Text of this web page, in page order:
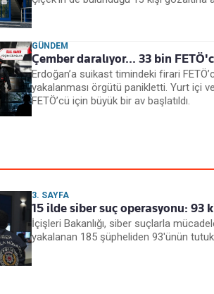
GÜNDEM
Çember daralıyor... 33 bin
Erdoğan’a suikast timindeki firari
yakalanması örgütü panikletti. Yurt içi
FETÖ’cü için büyük bir av başlatıldı.
3. SAYFA
15 ilde siber suç operasyonu: 93
İçişleri Bakanlığı, siber suçlarla
yakalanan 185 şüpheliden 93'ünün